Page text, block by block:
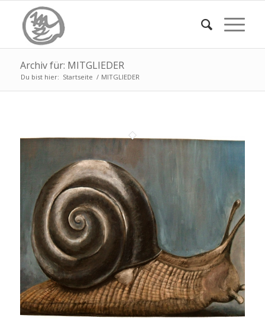
Archiv für: MITGLIEDER
Du bist hier: Startseite / MITGLIEDER